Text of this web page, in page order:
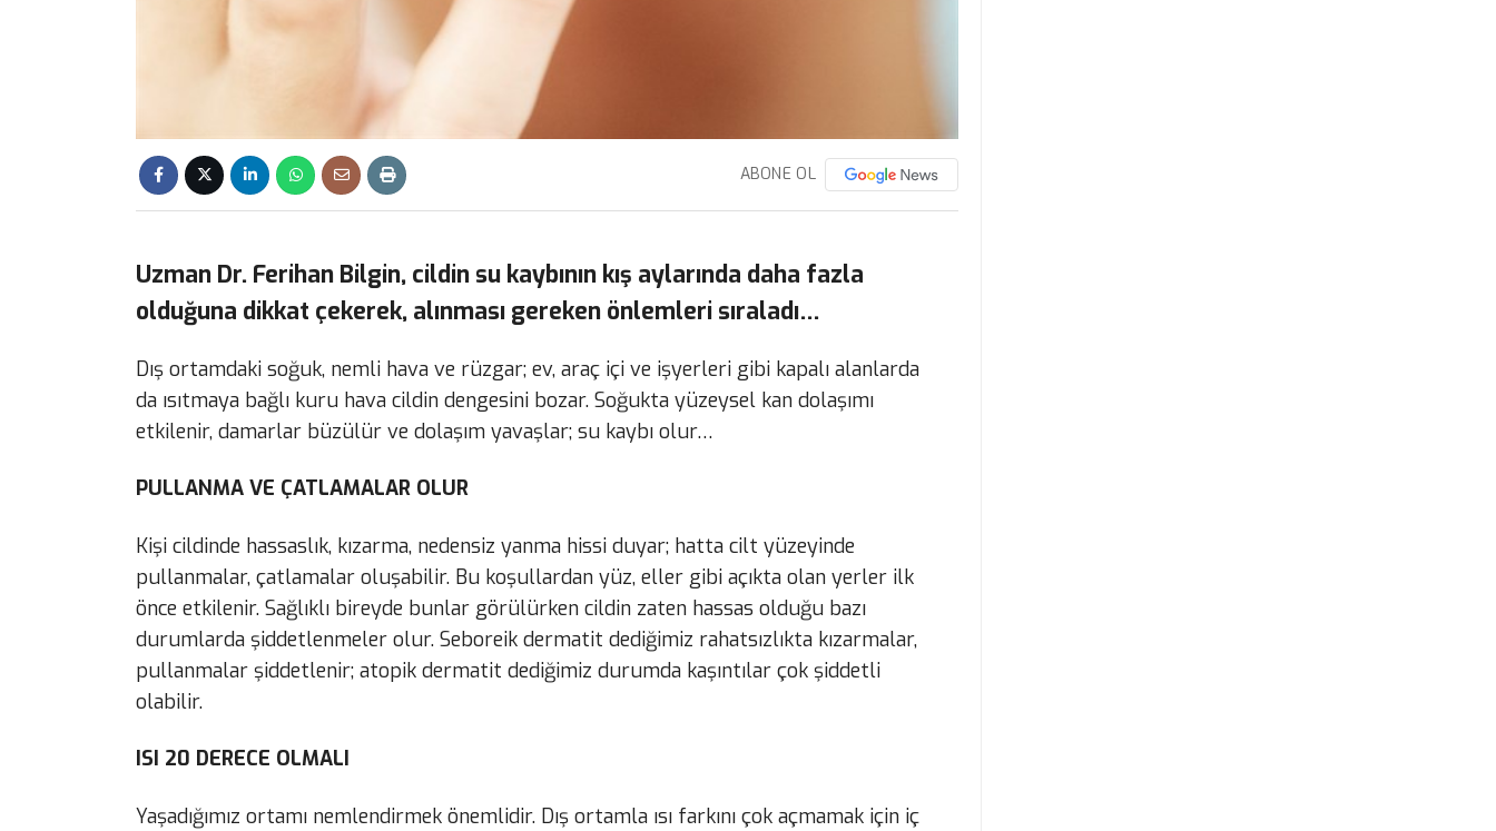
ABONE OL
Uzman Dr. Ferihan Bilgin, cildin su kaybının kış aylarında daha fazla
olduğuna dikkat çekerek, alınması gereken önlemleri sıraladı…
Dış ortamdaki soğuk, nemli hava ve rüzgar; ev, araç içi ve işyerleri gibi kapalı alanlarda
da ısıtmaya bağlı kuru hava cildin dengesini bozar. Soğukta yüzeysel kan dolaşımı
etkilenir, damarlar büzülür ve dolaşım yavaşlar; su kaybı olur…
PULLANMA VE ÇATLAMALAR OLUR
Kişi cildinde hassaslık, kızarma, nedensiz yanma hissi duyar; hatta cilt yüzeyinde
pullanmalar, çatlamalar oluşabilir. Bu koşullardan yüz, eller gibi açıkta olan yerler ilk
önce etkilenir. Sağlıklı bireyde bunlar görülürken cildin zaten hassas olduğu bazı
durumlarda şiddetlenmeler olur. Seboreik dermatit dediğimiz rahatsızlıkta kızarmalar,
pullanmalar şiddetlenir; atopik dermatit dediğimiz durumda kaşıntılar çok şiddetli
olabilir.
ISI 20 DERECE OLMALI
Yaşadığımız ortamı nemlendirmek önemlidir. Dış ortamla ısı farkını çok açmamak için iç